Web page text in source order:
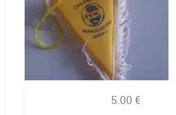
5.00 €